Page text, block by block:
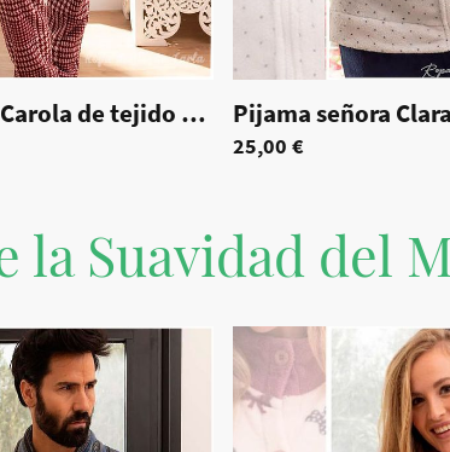
Pijama señora Carola de tejido coralina |8000
25,00 €
la Suavidad del